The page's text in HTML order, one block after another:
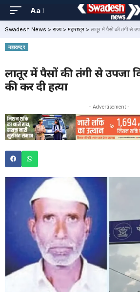
Aa
Swadesh News > राज्य> महाराष्ट्र > लातूर में पैसों की तंगी से
महाराष्ट्र
लातूर में पैसों की तंगी से उपजा
की कर दी हत्या
- Advertisement -